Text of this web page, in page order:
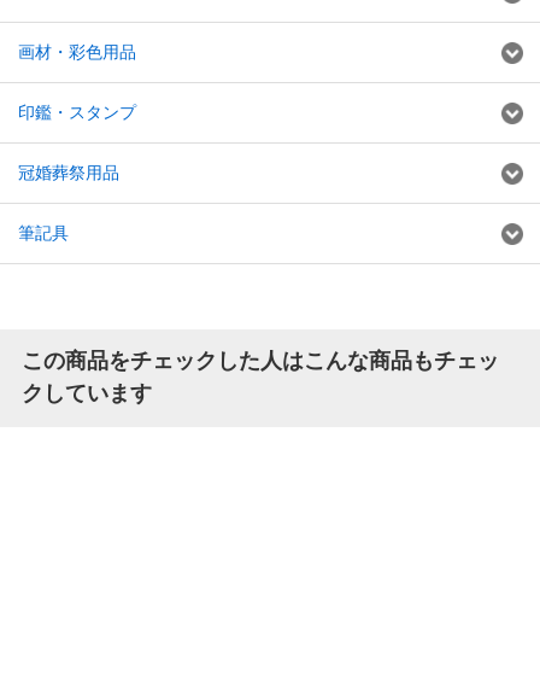
画材・彩色用品
印鑑・スタンプ
冠婚葬祭用品
筆記具
この商品をチェックした人はこんな商品もチェッ
クしています